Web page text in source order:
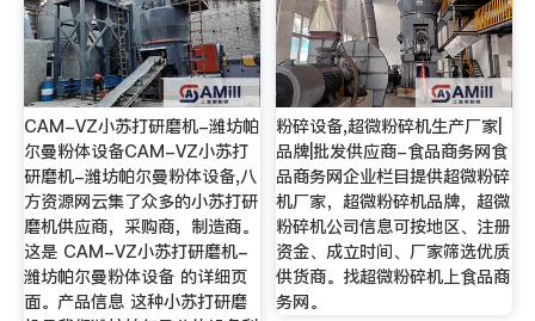
CAM-VZ小苏打研磨机-潍坊帕
尔曼粉体设备CAM-VZ小苏打
研磨机-潍坊帕尔曼粉体设备,八
方资源网云集了众多的小苏打研
磨机供应商，采购商，制造商。
这是 CAM-VZ小苏打研磨机-
潍坊帕尔曼粉体设备 的详细页
面。产品信息 这种小苏打研磨
粉碎设备,超微粉碎机生产厂家|
品牌|批发供应商-食品商务网食
品商务网企业栏目提供超微粉碎
机厂家，超微粉碎机品牌，超微
粉碎机公司信息可按地区、注册
资金、成立时间、厂家筛选优质
供货商。找超微粉碎机上食品商
务网。